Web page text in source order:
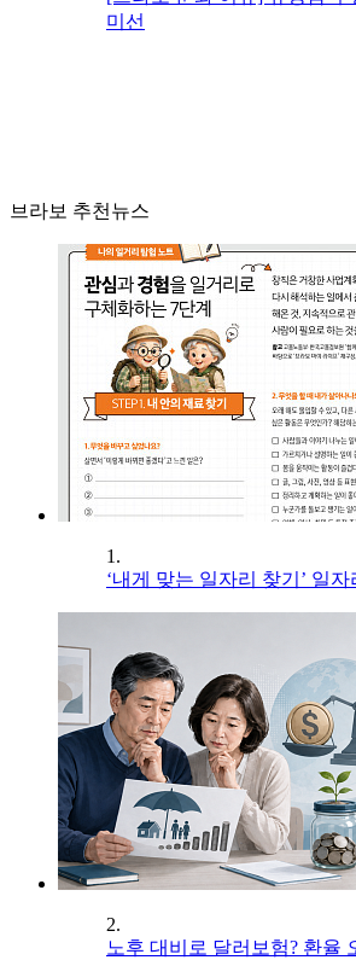
미선
브라보 추천뉴스
1.
‘내게 맞는 일자리 찾기’ 일
2.
노후 대비로 달러보험? 환율